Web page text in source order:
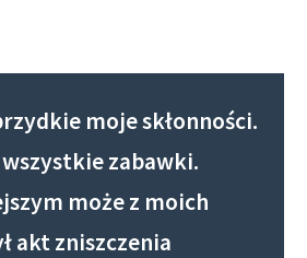
moje skłonności.
zabawki.
może z moich
akt zniszczenia